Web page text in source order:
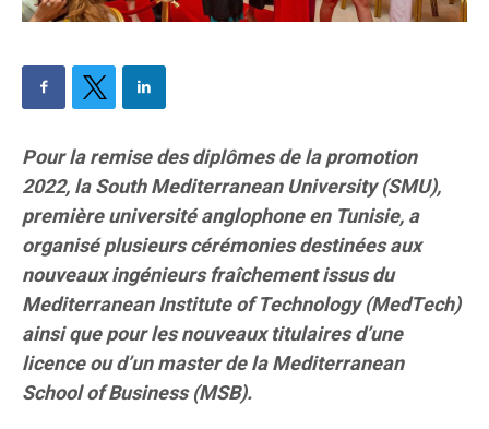
Pour la remise des diplômes de la promotion
2022, la South Mediterranean University (SMU),
première université anglophone en Tunisie, a
organisé plusieurs cérémonies destinées aux
nouveaux ingénieurs fraîchement issus du
Mediterranean Institute of Technology (MedTech)
ainsi que pour les nouveaux titulaires d’une
licence ou d’un master de la Mediterranean
School of Business (MSB).